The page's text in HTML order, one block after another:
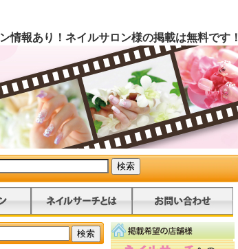
情報あり！ネイルサロン様の掲載は無料です！